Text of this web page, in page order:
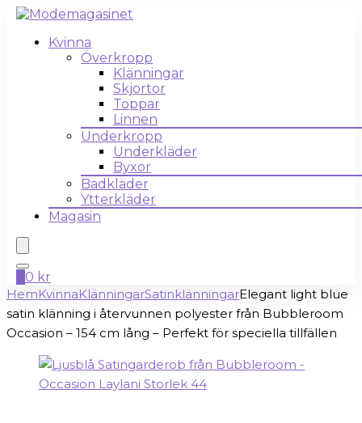
Kvinna
Överkropp
Klänningar
Skjortor
Toppar
Linnen
Underkropp
Underkläder
Byxor
Badkläder
Ytterkläder
Magasin
0 kr
HemKvinnaKlänningarSatinklänningarElegant light blue
satin klänning i återvunnen polyester från Bubbleroom
Occasion – 154 cm lång – Perfekt för speciella tillfällen